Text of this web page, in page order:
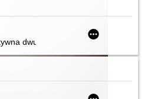
oraz zaburzeń dwubiegunowych
wahania nastroju? : podręcznik
dwubiegunowa : scenariusze